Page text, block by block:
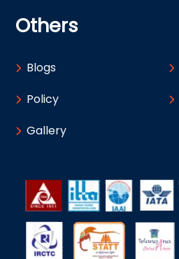
Others
Blogs
Policy
Gallery